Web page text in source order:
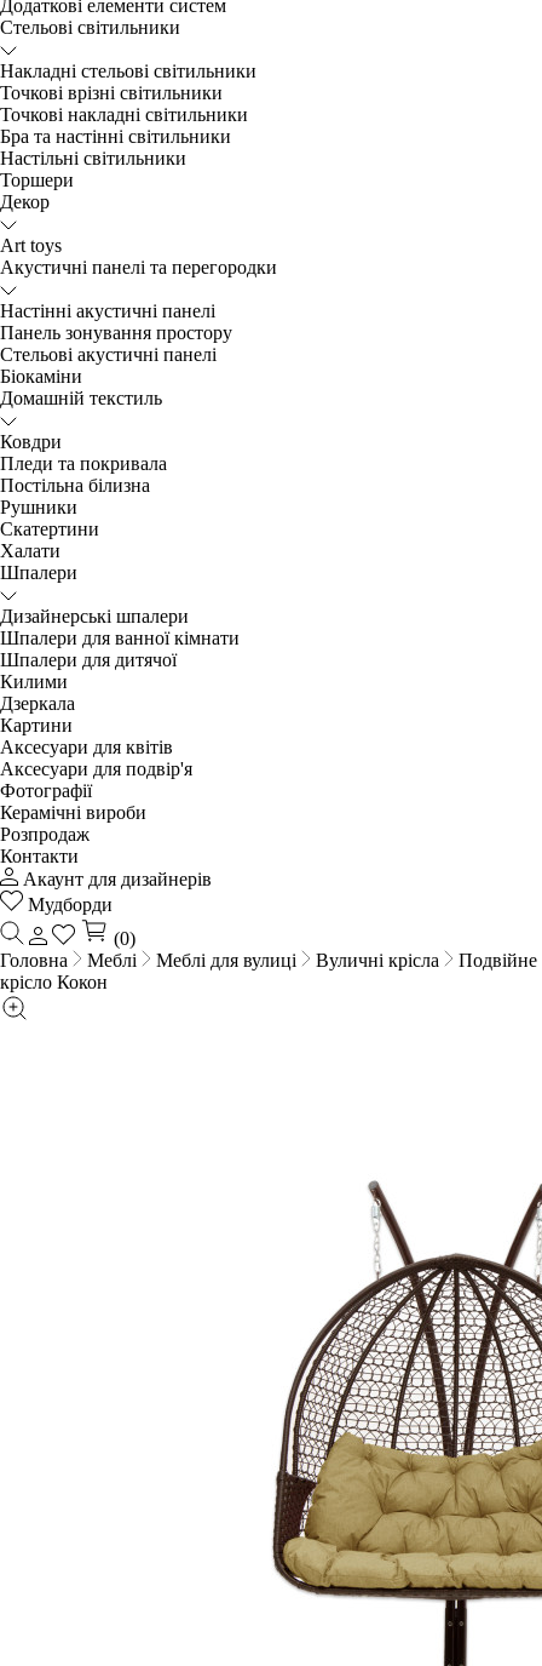
Додаткові елементи систем
Cтельові світильники
Накладні стельові світильники
Точкові врізні світильники
Точкові накладні світильники
Бра та настінні світильники
Настільні світильники
Торшери
Декор
Art toys
Акустичні панелі та перегородки
Настінні акустичні панелі
Панель зонування простору
Стельові акустичні панелі
Біокаміни
Домашній текстиль
Ковдри
Пледи та покривала
Постільна білизна
Рушники
Скатертини
Халати
Шпалери
Дизайнерські шпалери
Шпалери для ванної кімнати
Шпалери для дитячої
Килими
Дзеркала
Картини
Аксесуари для квітів
Аксесуари для подвір'я
Фотографії
Керамічні вироби
Розпродаж
Контакти
Акаунт для дизайнерів
Мудборди
(0)
Головна
Меблі Меблі для вулиці Вуличні крісла
Подвійне
крісло Кокон